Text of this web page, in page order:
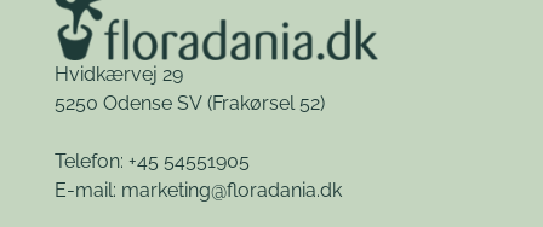
Hvidkærvej 29
5250 Odense SV (Frakørsel 52)
Telefon: +45 54551905
E-mail: marketing@floradania.dk